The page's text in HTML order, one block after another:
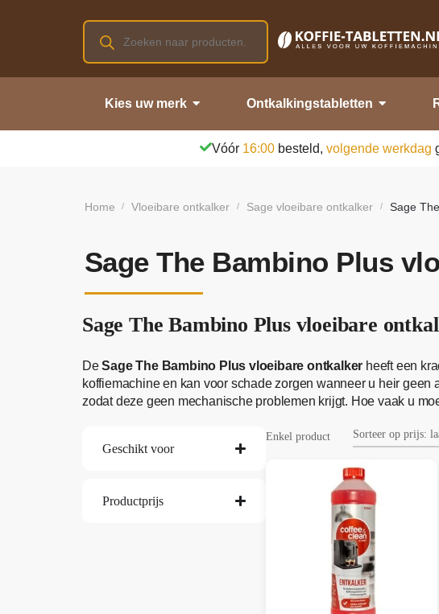
Kies uw merk Ontkalkingstabletten
Vóór 16:00 besteld, volgende werkdag
Home / Vloeibare ontkalker / Sage vloeibare ontkalker / Sage
Sage The Bambino Plus
Sage The Bambino Plus vloeibare
DeSage The Bambino Plus vloeibare ontkalker heeft een
koffiemachine en kan voor schade zorgen wanneer u heir
zodat deze geen mechanische problemen krijgt. Hoe vaak u
Geschikt voor
Productprijs
Enkel product